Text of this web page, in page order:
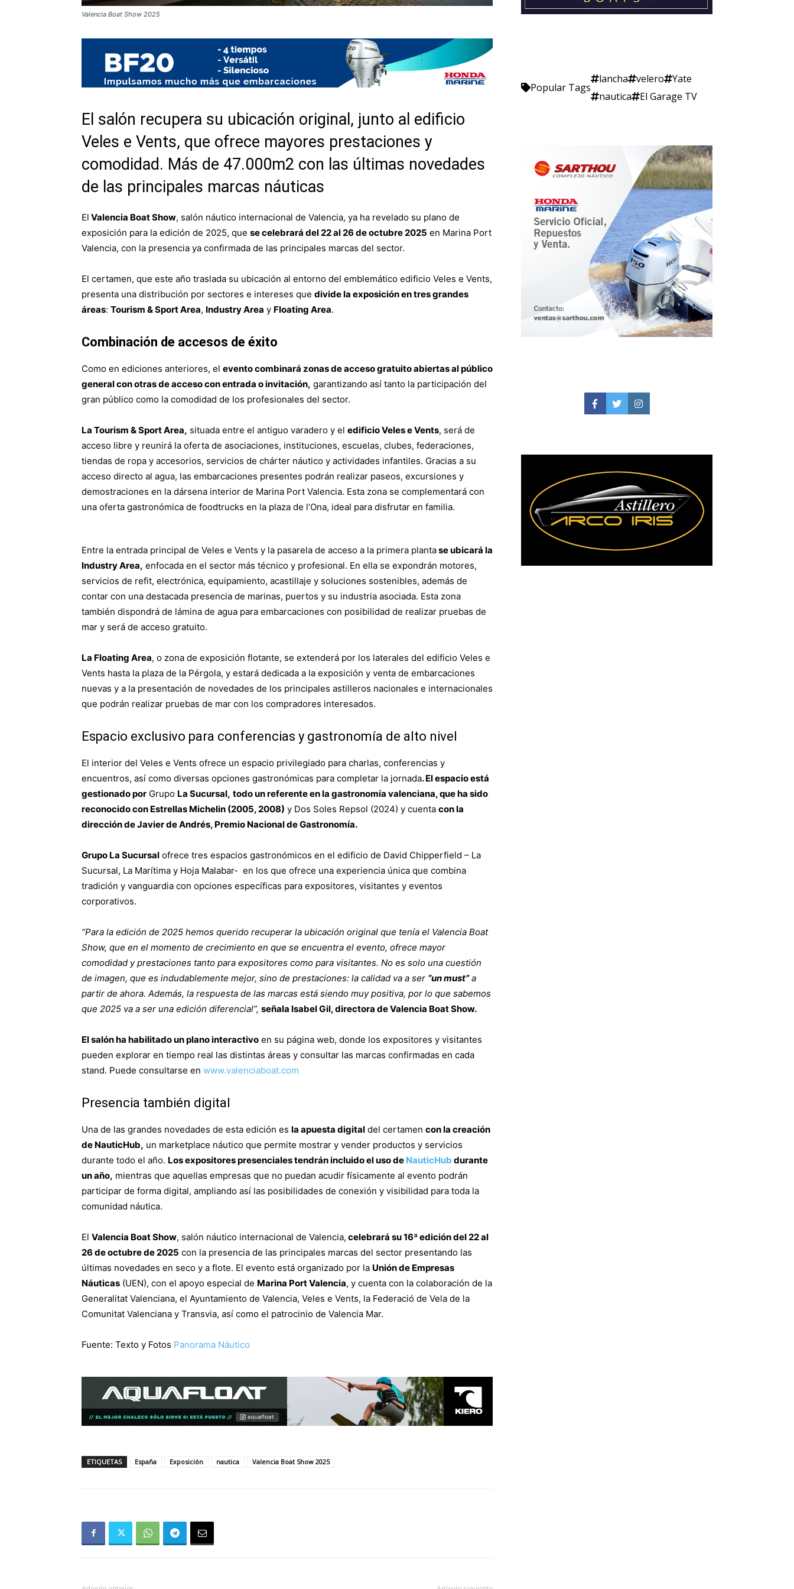
Valencia Boat Show 2025
El salón recupera su ubicación original, junto al edificio
Veles e Vents, que ofrece mayores prestaciones y
comodidad. Más de 47.000m2 con las últimas novedades
de las principales marcas náuticas
El Valencia Boat Show, salón náutico internacional de Valencia, ya ha revelado su plano de
exposición para la edición de 2025, que se celebrará del 22 al 26 de octubre 2025 en Marina Port
Valencia, con la presencia ya confirmada de las principales marcas del sector.
El certamen, que este año traslada su ubicación al entorno del emblemático edificio Veles e Vents,
presenta una distribución por sectores e intereses que divide la exposición en tres grandes
áreas: Tourism & Sport Area, Industry Area y Floating Area.
Combinación de accesos de éxito
Como en ediciones anteriores, el evento combinará zonas de acceso gratuito abiertas al público
general con otras de acceso con entrada o invitación, garantizando así tanto la participación del
gran público como la comodidad de los profesionales del sector.
La Tourism & Sport Area, situada entre el antiguo varadero y el edificio Veles e Vents, será de
acceso libre y reunirá la oferta de asociaciones, instituciones, escuelas, clubes, federaciones,
tiendas de ropa y accesorios, servicios de chárter náutico y actividades infantiles. Gracias a su
acceso directo al agua, las embarcaciones presentes podrán realizar paseos, excursiones y
demostraciones en la dársena interior de Marina Port Valencia. Esta zona se complementará con
una oferta gastronómica de foodtrucks en la plaza de l’Ona, ideal para disfrutar en familia.
Entre la entrada principal de Veles e Vents y la pasarela de acceso a la primera plantase ubicará la
Industry Area, enfocada en el sector más técnico y profesional. En ella se expondrán motores,
servicios de refit, electrónica, equipamiento, acastillaje y soluciones sostenibles, además de
contar con una destacada presencia de marinas, puertos y su industria asociada. Esta zona
también dispondrá de lámina de agua para embarcaciones con posibilidad de realizar pruebas de
mar y será de acceso gratuito.
La Floating Area, o zona de exposición flotante, se extenderá por los laterales del edificio Veles e
Vents hasta la plaza de la Pérgola, y estará dedicada a la exposición y venta de embarcaciones
nuevas y a la presentación de novedades de los principales astilleros nacionales e internacionales
que podrán realizar pruebas de mar con los compradores interesados.
Espacio exclusivo para conferencias y gastronomía de alto nivel
El interior del Veles e Vents ofrece un espacio privilegiado para charlas, conferencias y
encuentros, así como diversas opciones gastronómicas para completar la jornada. El espacio está
gestionado por Grupo La Sucursal, todo un referente en la gastronomía valenciana, que ha sido
reconocido con Estrellas Michelin (2005, 2008) y Dos Soles Repsol (2024) y cuenta con la
dirección de Javier de Andrés, Premio Nacional de Gastronomía.
Grupo La Sucursal ofrece tres espacios gastronómicos en el edificio de David Chipperfield – La
Sucursal, La Marítima y Hoja Malabar- en los que ofrece una experiencia única que combina
tradición y vanguardia con opciones específicas para expositores, visitantes y eventos
corporativos.
“Para la edición de 2025 hemos querido recuperar la ubicación original que tenía el Valencia Boat
Show, que en el momento de crecimiento en que se encuentra el evento, ofrece mayor
comodidad y prestaciones tanto para expositores como para visitantes. No es solo una cuestión
de imagen, que es indudablemente mejor, sino de prestaciones: la calidad va a ser “un must”a
partir de ahora. Además, la respuesta de las marcas está siendo muy positiva, por lo que sabemos
que 2025 va a ser una edición diferencial”, señala Isabel Gil, directora de Valencia Boat Show.
El salón ha habilitado un plano interactivo en su página web, donde los expositores y visitantes
pueden explorar en tiempo real las distintas áreas y consultar las marcas confirmadas en cada
stand. Puede consultarse en www.valenciaboat.com
Presencia también digital
Una de las grandes novedades de esta edición es la apuesta digital del certamen con la creación
de NauticHub, un marketplace náutico que permite mostrar y vender productos y servicios
durante todo el año. Los expositores presenciales tendrán incluido el uso de NauticHub durante
un año, mientras que aquellas empresas que no puedan acudir físicamente al evento podrán
participar de forma digital, ampliando así las posibilidades de conexión y visibilidad para toda la
comunidad náutica.
El Valencia Boat Show, salón náutico internacional de Valencia, celebrará su 16ª edición del 22 al
26 de octubre de 2025 con la presencia de las principales marcas del sector presentando las
últimas novedades en seco y a flote. El evento está organizado por la Unión de Empresas
Náuticas (UEN), con el apoyo especial de Marina Port Valencia, y cuenta con la colaboración de la
Generalitat Valenciana, el Ayuntamiento de Valencia, Veles e Vents, la Federació de Vela de la
Comunitat Valenciana y Transvia, así como el patrocinio de Valencia Mar.
Fuente: Texto y Fotos Panorama Náutico
ETIQUETAS España Exposición nautica Valencia Boat Show 2025
Popular Tags
lancha velero
Yate
nautica
El Garage TV
Facebook
TwitterInstagram